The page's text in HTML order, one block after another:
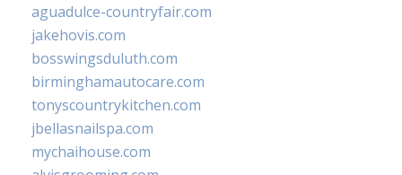
aguadulce-countryfair.com
jakehovis.com
bosswingsduluth.com
birminghamautocare.com
tonyscountrykitchen.com
jbellasnailspa.com
mychaihouse.com